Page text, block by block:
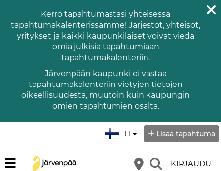
Kerro tapahtumastasi yhteisessä
tapahtumakalenterissamme! Järjestöt, yhteisöt,
yritykset ja kaikki kaupunkilaiset voivat viedä
omia julkisia tapahtumiaan
tapahtumakalenteriin.
Järvenpään kaupunki ei vastaa
tapahtumakalenteriin vietyjen tietojen
oikeellisuudesta, muutoin kuin kaupungin
omien tapahtumien osalta.
FI Lisää tapahtuma
KIRJAUDU